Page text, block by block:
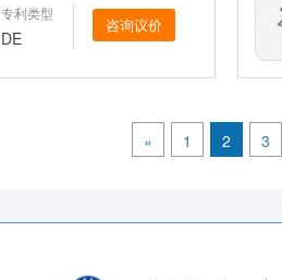
专利类型
DE
咨询议价
« 1 2 3